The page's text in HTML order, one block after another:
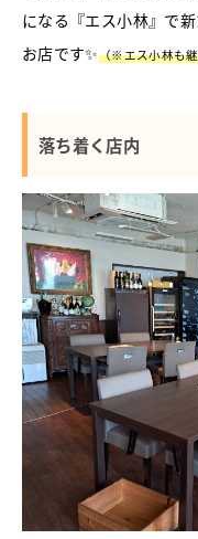
になる『エス小林』で
お店です✨（※エス小林も
落ち着く店内